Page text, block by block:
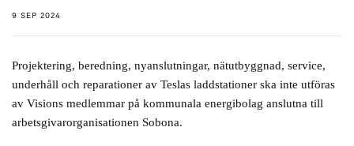
9 SEP 2024
Projektering, beredning, nyanslutningar, nätutbyggnad, service,
underhåll och reparationer av Teslas laddstationer ska inte utföras
av Visions medlemmar på kommunala energibolag anslutna till
arbetsgivarorganisationen Sobona.